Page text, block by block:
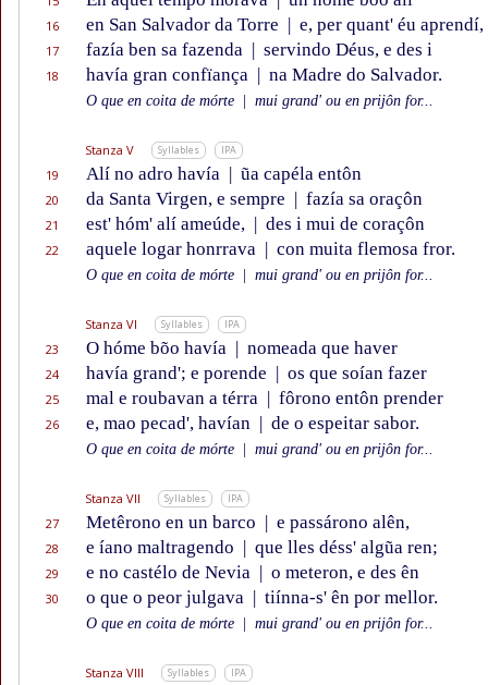
16 en San Salvador da Torre | e, per quant' éu aprendí,
17 fazía ben sa fazenda | servindo Déus, e des i
18 havía gran confïança | na Madre do Salvador.
O que en coita de mórte mui grand' ou en prijôn for...
Stanza V Syllables IPA
19 Alí no adro havía | ũa capéla entôn
20 da Santa Virgen, e sempre | fazía sa oraçôn
21 est' hóm' alí ameúde, | des i mui de coraçôn
22 aquele logar honrrava | con muita flemosa fror.
O que en coita de mórte mui grand' ou en prijôn for...
Stanza VI Syllables IPA
23 O hóme bõo havía | nomeada que haver
24 havía grand'; e porende | os que soían fazer
25 mal e roubavan a térra | fôrono entôn prender
26 e, mao pecad', havían | de o espeitar sabor.
O que en coita de mórte mui grand' ou en prijôn for...
Stanza VII Syllables IPA
27 Metêrono en un barco | e passárono alên,
28 e íano maltragendo | que lles déss' algũa ren;
29 e no castélo de Nevia | o meteron, e des ên
30 o que o peor julgava | tiínna-s' ên por mellor.
O que en coita de mórte mui grand' ou en prijôn for...
Stanza VIII Syllables IPA